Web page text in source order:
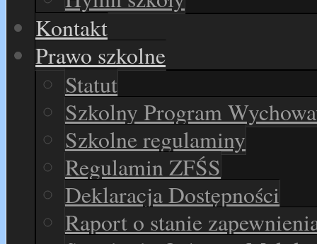
Kontakt
Prawo szkolne
Statut
Szkolny Program
Szkolne regulaminy
Regulamin ZFŚS
Deklaracja Dostępności
Raport o stanie